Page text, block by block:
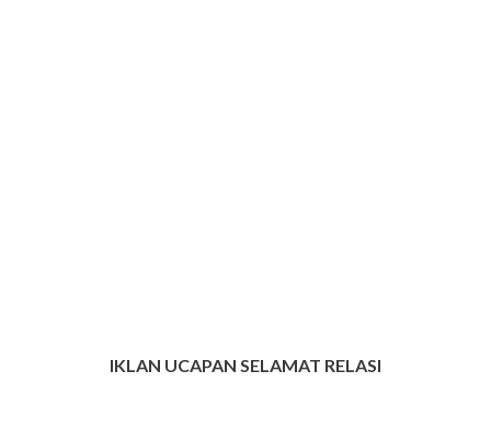
IKLAN UCAPAN SELAMAT RELASI